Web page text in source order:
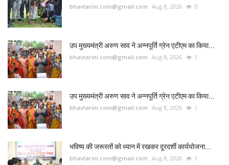
bhavtarini.com@gmail.com Aug 8, 2026 0
उप मुख्यमंत्री अरुण साव ने अन्नपूर्ति ग्रेन एटीएम का किया...
bhavtarini.com@gmail.com Aug 8, 2026 1
उप मुख्यमंत्री अरुण साव ने अन्नपूर्ति ग्रेन एटीएम का किया...
bhavtarini.com@gmail.com Aug 8, 2026 1
भविष्य की जरूरतों को ध्यान में रखकर दूरदर्शी कार्ययोजना...
bhavtarini.com@gmail.com Aug 8, 2026 1